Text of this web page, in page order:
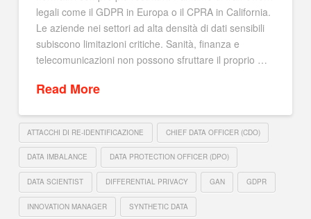
legali come il GDPR in Europa o il CPRA in California.
Le aziende nei settori ad alta densità di dati sensibili
subiscono limitazioni critiche. Sanità, finanza e
telecomunicazioni non possono sfruttare il proprio …
Read More
ATTACCHI DI RE-IDENTIFICAZIONE CHIEF DATA OFFICER (CDO)
DATA IMBALANCE DATA PROTECTION OFFICER (DPO)
DATA SCIENTIST DIFFERENTIAL PRIVACY GAN GDPR
INNOVATION MANAGER SYNTHETIC DATA